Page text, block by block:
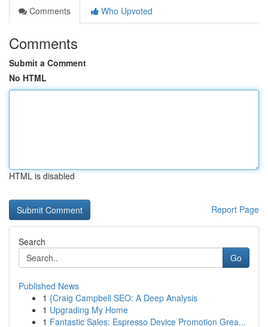
Comments
Who Upvoted
Comments
Submit a Comment
No HTML
HTML is disabled
Report Page
Search
Go
Published News
1 {Craig Campbell SEO: A Deep Analysis
1 Upgrading My Home
1 Fantastic Sales: Espresso Device Promotion Grea...